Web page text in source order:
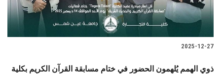
الدراسات العليا
2025-12-27
ذوي الهمم يُلهمون الحضور في ختام مسابقة القرآن الكريم بكلية